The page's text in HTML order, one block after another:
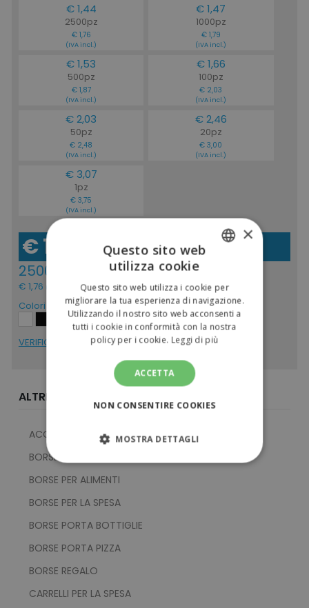
€ 1,44
2500pz
€ 1,76
(IVA incl.)
€ 1,47
1000pz
€ 1,79
(IVA incl.)
€ 1,53
500pz
€ 1,87
(IVA incl.)
€ 1,66
100pz
€ 2,03
(IVA incl.)
€ 2,03
50pz
€ 2,48
(IVA incl.)
€ 2,46
20pz
€ 3,00
(IVA incl.)
€ 3,07
1pz
€ 3,75
(IVA incl.)
€ 1,44 (IVA escl.)
2500pz
€ 1,76
Colori
VERIFICA DISPONIBILITÁ
ALTRE CATEGORIE
ACCESSORI
BORSE E ZAINI TERMICI
BORSE PER ALIMENTI
BORSE PER LA SPESA
BORSE PORTA BOTTIGLIE
BORSE PORTA PIZZA
BORSE REGALO
CARRELLI PER LA SPESA
ENGLISH
×
Questo sito web
utilizza cookie
Questo sito web utilizza i cookie per
migliorare la tua esperienza di navigazione.
Utilizzando il nostro sito web acconsenti a
tutti i cookie in conformità con la nostra
policy per i cookie. Leggi di più
ACCETTA
NON CONSENTIRE COOKIES
MOSTRA DETTAGLI
STRETTAMENTE NECESSARI
PERFORMANCE
FUNZIONALITÀ
NON CLASSIFICATI